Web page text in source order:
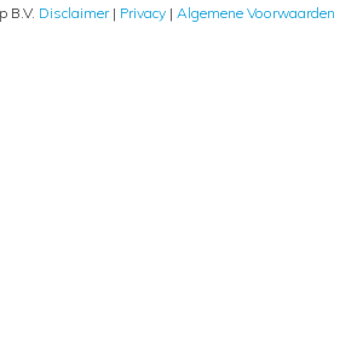
B.V. Disclaimer| Privacy | Algemene Voorwaarden